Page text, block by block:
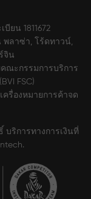
ยน 1811672
พลาซ่า, โร้ดทาวน์,
จิน
ณะกรรมการบริการ
FSC)
ครื่องหมายการค้าจด
ริการทางการเงินที่